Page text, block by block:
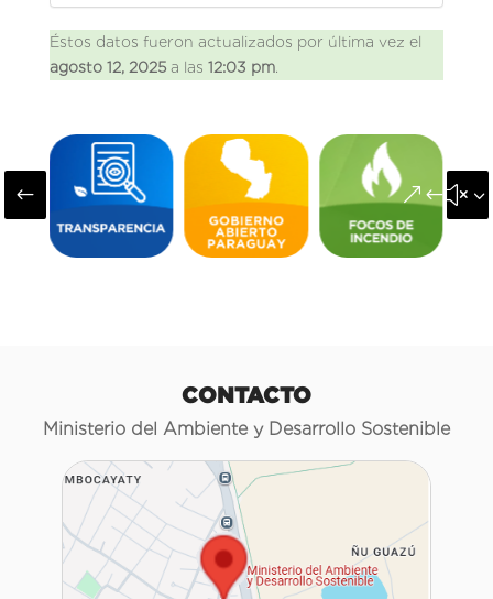
Éstos datos fueron actualizados por última vez el
agosto 12, 2025a las 12:03 pm.
#
CONTACTO
Ministerio del Ambiente y Desarrollo Sostenible